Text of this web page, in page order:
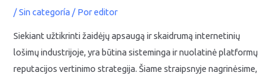
/Sin categoría / Poreditor
Siekiant užtikrinti žaidėjų apsaugą ir skaidrumą internetinių
lošimų industrijoje, yra būtina sisteminga ir nuolatinė platformų
reputacijos vertinimo strategija. Šiame straipsnyje nagrinėsime,